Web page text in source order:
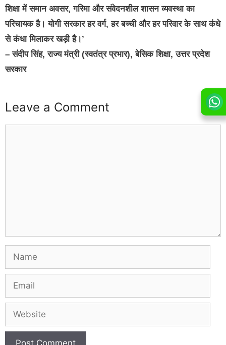
शिक्षा में समान अवसर, गरिमा और संवेदनशील शासन व्यवस्था का
परिचायक है। योगी सरकार हर वर्ग, हर बच्ची और हर परिवार के साथ कंधे
से कंधा मिलाकर खड़ी है।’
– संदीप सिंह, राज्य मंत्री (स्वतंत्र प्रभार), बेसिक शिक्षा, उत्तर प्रदेश
सरकार
Leave a Comment